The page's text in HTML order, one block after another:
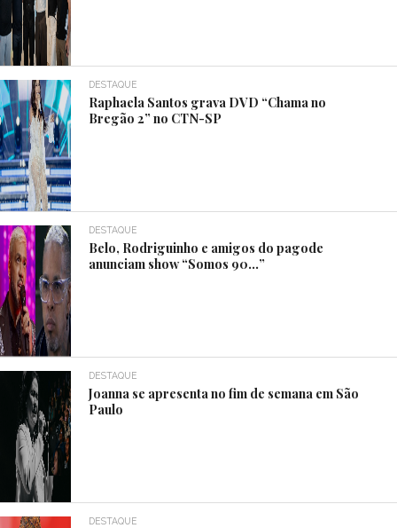
DESTAQUE
Raphaela Santos grava DVD “Chama no
Bregão 2” no CTN-SP
DESTAQUE
Belo, Rodriguinho e amigos do pagode
anunciam show “Somos 90…”
DESTAQUE
Joanna se apresenta no fim de semana em São
Paulo
DESTAQUE